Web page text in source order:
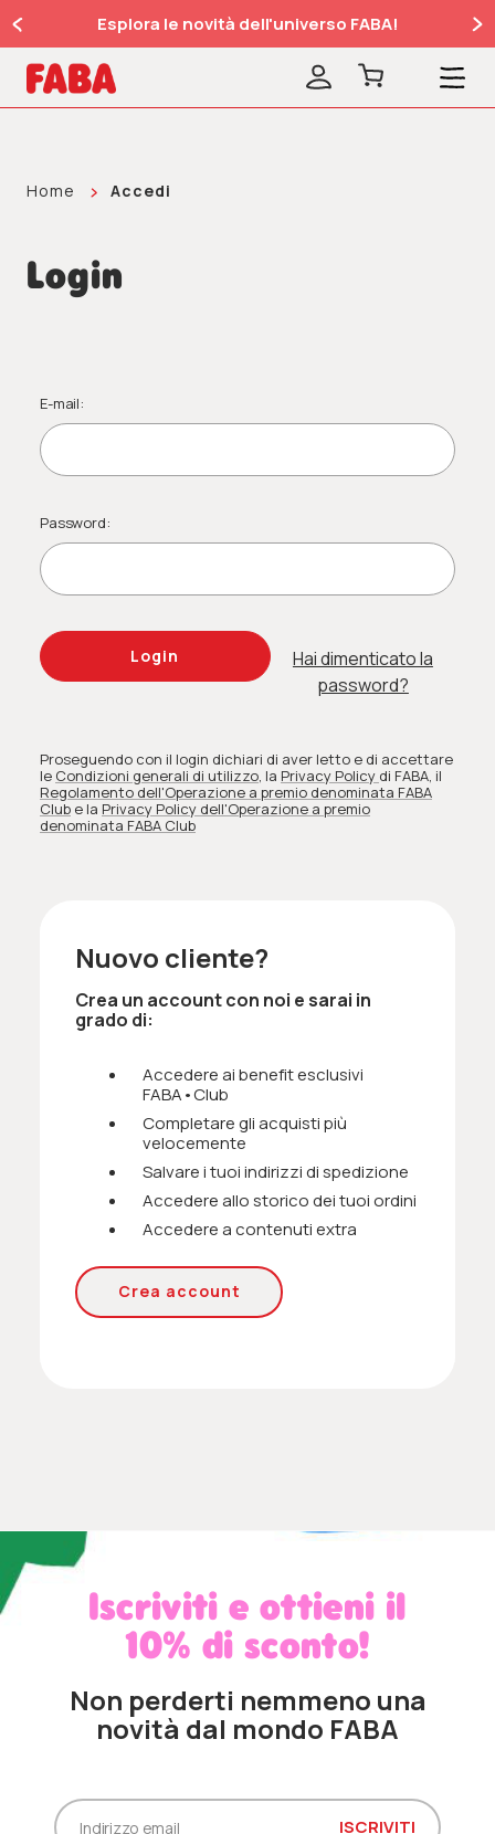
Esplora le novità dell'universo FABA!
Home Accedi
Login
E-mail:
Password:
Hai dimenticato la
password?
Proseguendo con il login dichiari di aver letto e di accettare
le Condizioni generali di utilizzo, la Privacy Policy di FABA, il
Regolamento dell'Operazione a premio denominata FABA
Club e la Privacy Policy dell'Operazione a premio
denominata FABA Club
Nuovo cliente?
Crea un account con noi e sarai in
grado di:
Accedere ai benefit esclusivi
FABA•Club
Completare gli acquisti più
velocemente
Salvare i tuoi indirizzi di spedizione
Accedere allo storico dei tuoi ordini
Accedere a contenuti extra
Crea account
Iscriviti e ottieni il
10% di sconto!
Non perderti nemmeno una
novità dal mondo FABA